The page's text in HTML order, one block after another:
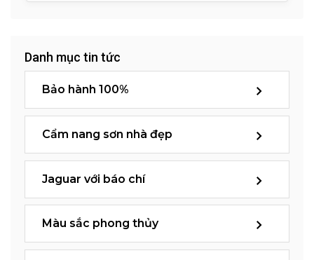
Danh mục tin tức
Bảo hành 100%
Cẩm nang sơn nhà đẹp
Jaguar với báo chí
Màu sắc phong thủy